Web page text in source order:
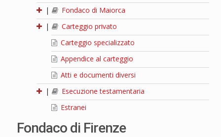
|
Fondaco di Maiorca
|
Carteggio privato
Carteggio specializzato
Appendice al carteggio
Atti e documenti diversi
|
Esecuzione testamentaria
Estranei
Fondaco di Firenze